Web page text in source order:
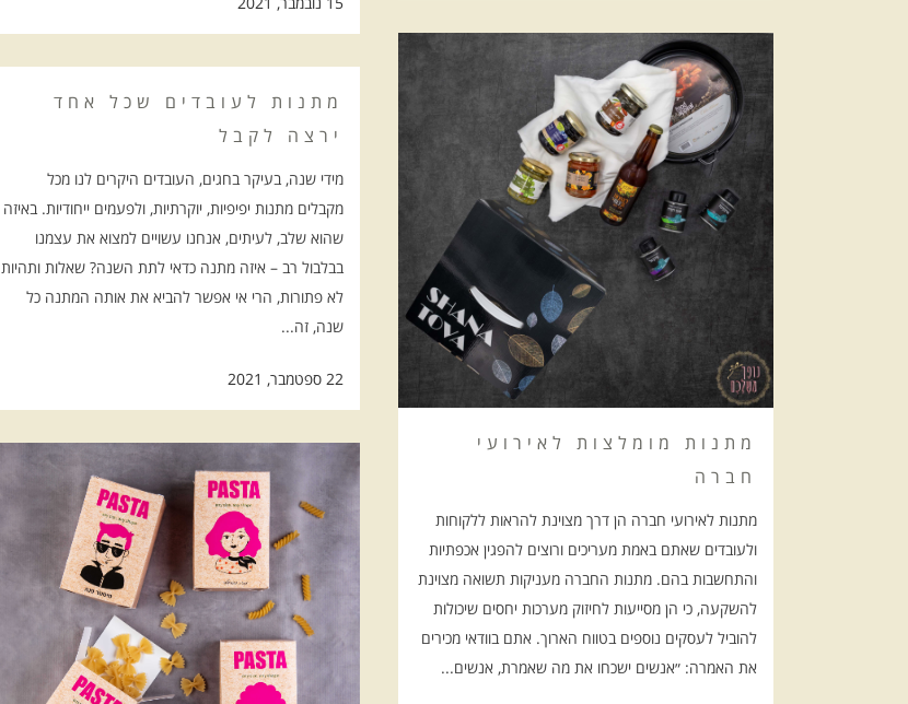
מתנות מומלצות לאירועי
חברה
מתנות לאירועי חברה הן דרך מצוינת להראות ללקוחות
ולעובדים שאתם באמת מעריכים ורוצים להפגין אכפתיות
והתחשבות בהם. מתנות החברה מעניקות תשואה מצוינת
להשקעה, כי הן מסייעות לחיזוק מערכות יחסים שיכולות
להוביל לעסקים נוספים בטווח הארוך. אתם בוודאי מכירים
את האמרה: ״אנשים ישכחו את מה שאמרת, אנשים...
מתנות לעובדים שכל אחד
ירצה לקבל
מידי שנה, בעיקר בחגים, העובדים היקרים לנו מכל
מקבלים מתנות יפיפיות, יוקרתיות, ולפעמים ייחודיות. באיזה
שהוא שלב, לעיתים, אנחנו עשויים למצוא את עצמנו
בבלבול רב – איזה מתנה כדאי לתת השנה? שאלות ותהיות
לא פתורות, הרי אי אפשר להביא את אותה המתנה כל
שנה, זה...
22 ספטמבר, 2021